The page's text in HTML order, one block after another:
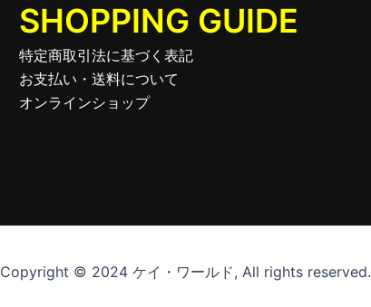
SHOPPING GUIDE
特定商取引法に基づく表記
お支払い・送料について
オンラインショップ
Copyright © 2024 ケイ・ワールド, All rights reserved.